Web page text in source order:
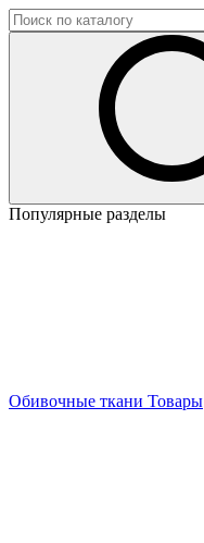
Популярные разделы
Обивочные ткани Товары